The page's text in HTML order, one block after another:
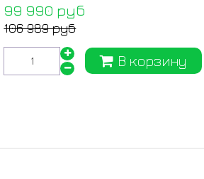
99 990 руб
106 989 руб
В корзину